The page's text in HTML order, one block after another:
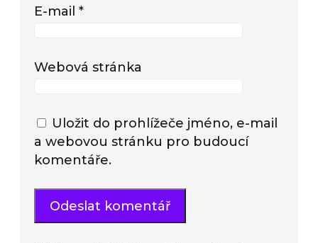
E-mail *
Webová stránka
Uložit do prohlížeče jméno, e-mail
a webovou stránku pro budoucí
komentáře.